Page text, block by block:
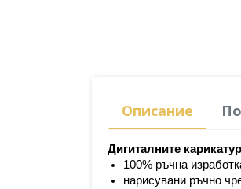
Описание
Дигиталните
100% ръчна
нарисувани ръчно